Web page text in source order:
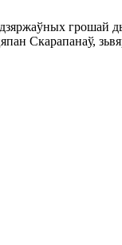
дзяржаўных грошай
Скарапанаў,